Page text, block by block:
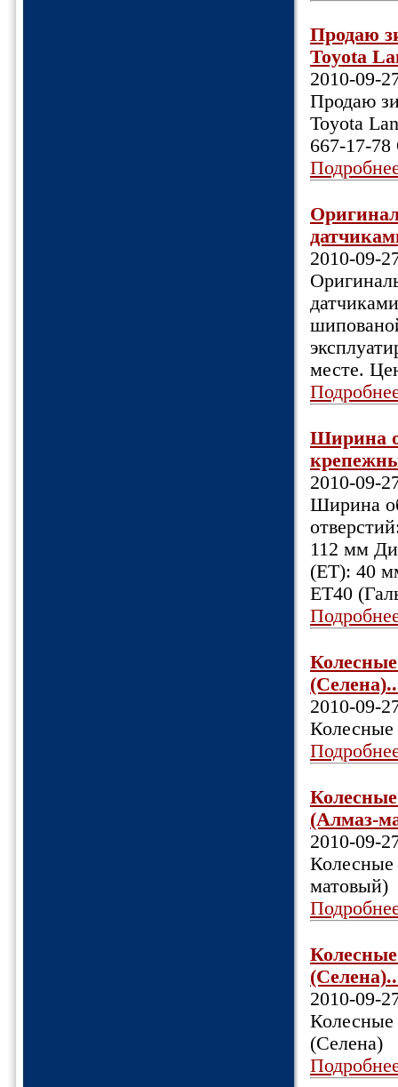
Продаю
Toyota
2010-09-
Продаю
Toyota
667-17-78
2010-09-
месте.
Ширина
2010-09-
Ширина
112 мм
(ET): 40
ET40
2010-09-
Колесные
(Алмаз-
2010-09-
Колесные
матовый)
2010-09-
Колесные
(Селена)